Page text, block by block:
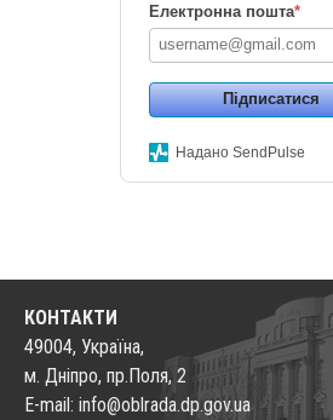
Електронна пошта*
Підписатися
Надано SendPulse
КОНТАКТИ
49004, Україна,
м. Дніпро, пр.Поля, 2
E-mail: info@oblrada.dp.gov.ua